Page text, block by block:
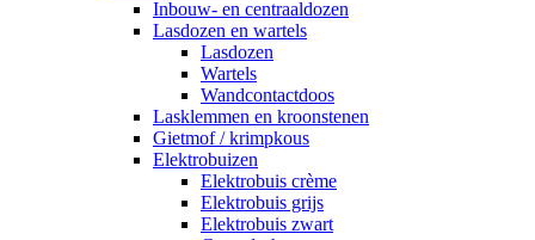
Inbouw- en centraaldozen
Lasdozen en wartels
Lasdozen
Wartels
Wandcontactdoos
Lasklemmen en kroonstenen
Gietmof / krimpkous
Elektrobuizen
Elektrobuis crème
Elektrobuis grijs
Elektrobuis zwart